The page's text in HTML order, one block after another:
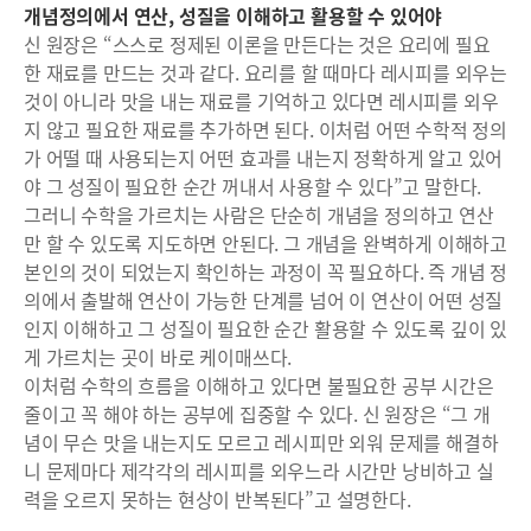
개념정의에서 연산, 성질을 이해하고 활용할 수 있어야
신 원장은 “스스로 정제된 이론을 만든다는 것은 요리에 필요
한 재료를 만드는 것과 같다. 요리를 할 때마다 레시피를 외우는
것이 아니라 맛을 내는 재료를 기억하고 있다면 레시피를 외우
지 않고 필요한 재료를 추가하면 된다. 이처럼 어떤 수학적 정의
가 어떨 때 사용되는지 어떤 효과를 내는지 정확하게 알고 있어
야 그 성질이 필요한 순간 꺼내서 사용할 수 있다”고 말한다.
그러니 수학을 가르치는 사람은 단순히 개념을 정의하고 연산
만 할 수 있도록 지도하면 안된다. 그 개념을 완벽하게 이해하고
본인의 것이 되었는지 확인하는 과정이 꼭 필요하다. 즉 개념 정
의에서 출발해 연산이 가능한 단계를 넘어 이 연산이 어떤 성질
인지 이해하고 그 성질이 필요한 순간 활용할 수 있도록 깊이 있
게 가르치는 곳이 바로 케이매쓰다.
이처럼 수학의 흐름을 이해하고 있다면 불필요한 공부 시간은
줄이고 꼭 해야 하는 공부에 집중할 수 있다. 신 원장은 “그 개
념이 무슨 맛을 내는지도 모르고 레시피만 외워 문제를 해결하
니 문제마다 제각각의 레시피를 외우느라 시간만 낭비하고 실
력을 오르지 못하는 현상이 반복된다”고 설명한다.